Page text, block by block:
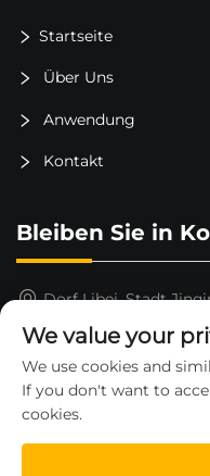
Startseite
Über Uns
Anwendung
Kontakt
Bleiben Sie in
Dorf Libei, Stadt
15325652000
[email protected]
We value your
We use cookies and
If you don't want to
cookies.